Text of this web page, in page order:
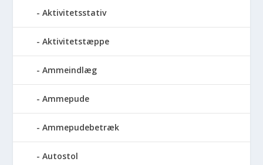
Aktivitetsstativ
Aktivitetstæppe
Ammeindlæg
Ammepude
Ammepudebetræk
Autostol